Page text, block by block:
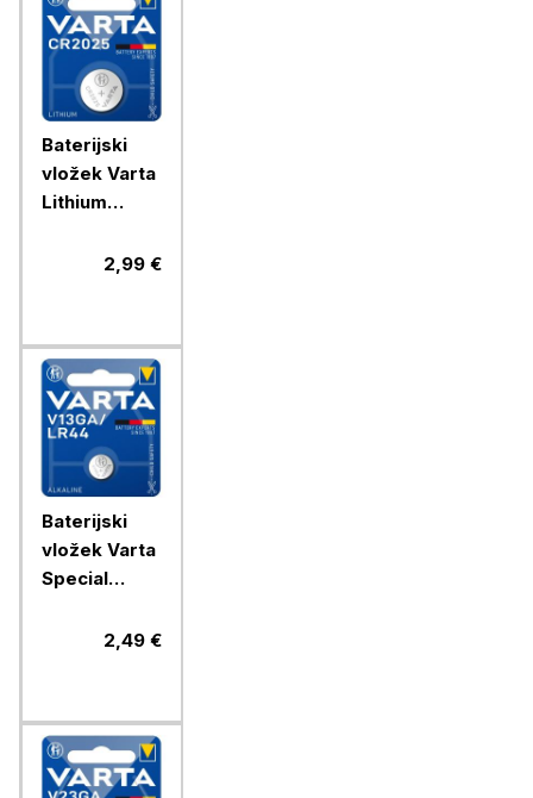
Baterijski
vložek Varta
Lithium
CR2025 1/1
2,99 €
Baterijski
vložek Varta
Special
1/1 alkalni2,49 €